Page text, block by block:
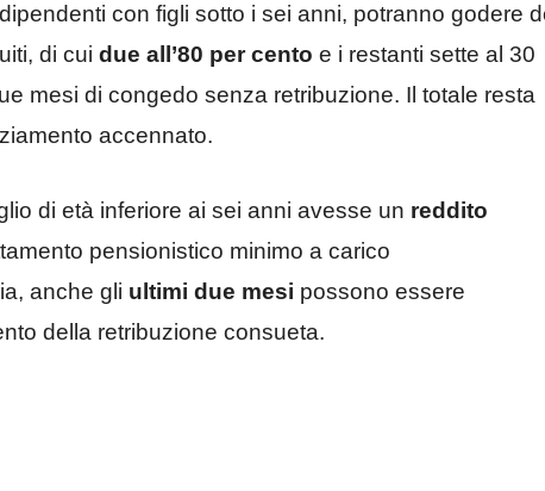
con figli sotto i sei anni, potranno godere
di cui due all’80 per cento e i restanti sette al 30
mesi di congedo senza retribuzione. Il totale resta
accennato.
di età inferiore ai sei anni avesse un reddito
pensionistico minimo a carico
anche gli ultimi due mesi possono essere
della retribuzione consueta.